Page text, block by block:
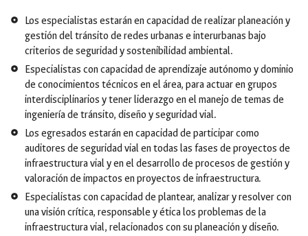
Los especialistas estarán en capacidad de realizar planeación y
gestión del tránsito de redes urbanas e interurbanas bajo
criterios de seguridad y sostenibilidad ambiental.
Especialistas con capacidad de aprendizaje autónomo y dominio
de conocimientos técnicos en el área, para actuar en grupos
interdisciplinarios y tener liderazgo en el manejo de temas de
ingeniería de tránsito, diseño y seguridad vial.
Los egresados estarán en capacidad de participar como
auditores de seguridad vial en todas las fases de proyectos de
infraestructura vial y en el desarrollo de procesos de gestión y
valoración de impactos en proyectos de infraestructura.
Especialistas con capacidad de plantear, analizar y resolver con
una visión crítica, responsable y ética los problemas de la
infraestructura vial, relacionados con su planeación y diseño.